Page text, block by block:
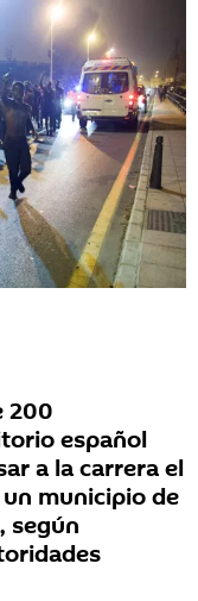
200
español
a la carrera el
municipio de
según